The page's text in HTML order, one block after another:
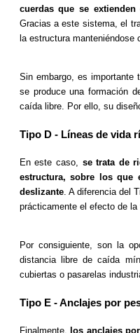
cuerdas que se
Gracias a este sistema, el
la estructura manteniéndose
Sin embargo, es importante
se produce una formación
caída libre. Por ello, su
Tipo D - Líneas de vida
En este caso, se trata de
estructura, sobre los que
deslizante. A diferencia del
prácticamente el efecto de la
Por consiguiente, son la
distancia libre de caída
cubiertas o pasarelas
Tipo E - Anclajes por
Finalmente,
los anclajes